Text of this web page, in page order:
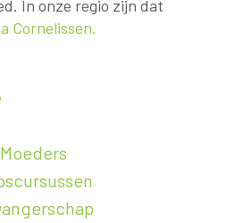
In onze regio zijn dat
Cornelissen.